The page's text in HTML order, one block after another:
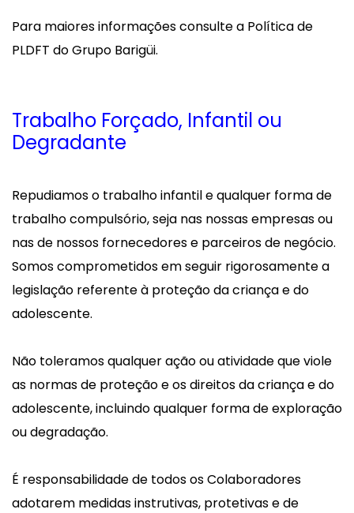
Para maiores informações consulte a Política de
PLDFT do Grupo Barigüi.
Trabalho Forçado, Infantil ou
Degradante
Repudiamos o trabalho infantil e qualquer forma de
trabalho compulsório, seja nas nossas empresas ou
nas de nossos fornecedores e parceiros de negócio.
Somos comprometidos em seguir rigorosamente a
legislação referente à proteção da criança e do
adolescente.
Não toleramos qualquer ação ou atividade que viole
as normas de proteção e os direitos da criança e do
adolescente, incluindo qualquer forma de exploração
ou degradação.
É responsabilidade de todos os Colaboradores
adotarem medidas instrutivas, protetivas e de